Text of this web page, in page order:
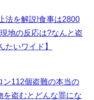
法を解説!食事は2800
地の反応は?なんと盗
たいワイド】
ン112個盗難の本当の
を盗むとどんな罪にな